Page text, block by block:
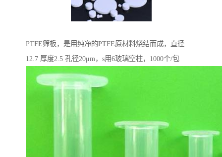
PTFE筛板，是用纯净的PTFE原材料烧结而成，直径
12.7 厚度2.5 孔径20μm，s用6玻璃空柱，1000个/包